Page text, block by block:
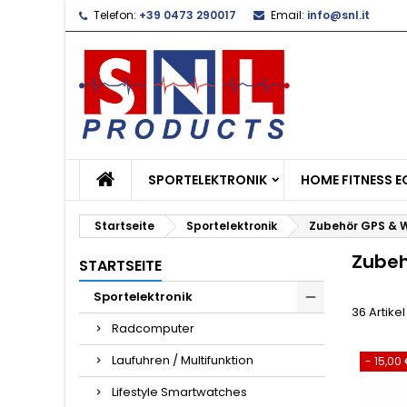
Telefon: +39 0473 290017 Email: info@snl.it
SPORTELEKTRONIK HOME FITNESS
Startseite Sportelektronik Zubehör GPS &
STARTSEITE
Sportelektronik
Radcomputer
Laufuhren / Multifunktion
Lifestyle Smartwatches
36
- 15,00